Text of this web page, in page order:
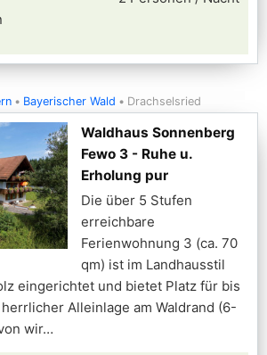
Bayerischer Wald Drachselsried
Waldhaus Sonnenberg
Fewo 3 - Ruhe u.
Erholung pur
Die über 5 Stufen
erreichbare
Ferienwohnung 3 (ca. 70
qm) ist im Landhausstil
eingerichtet und bietet Platz für bis
Alleinlage am Waldrand (6-
wir